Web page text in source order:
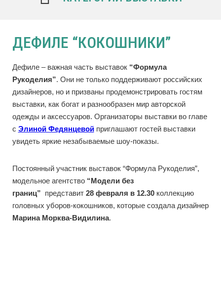
ДЕФИЛЕ “КОКОШНИКИ”
Дефиле – важная часть выставок “Формула
Рукоделия”. Они не только поддерживают российских
дизайнеров, но и призваны продемонстрировать гостям
выставки, как богат и разнообразен мир авторской
одежды и аксессуаров. Организаторы выставки во главе
с Элиной Федянцевойприглашают гостей выставки
увидеть яркие незабываемые шоу-показы.
Постоянный участник выставок “Формула Рукоделия”,
модельное агентство “Модели без
границ” представит 28 февраля в 12.30коллекцию
головных уборов-кокошников, которые создала дизайнер
Марина Морква-Видилина.